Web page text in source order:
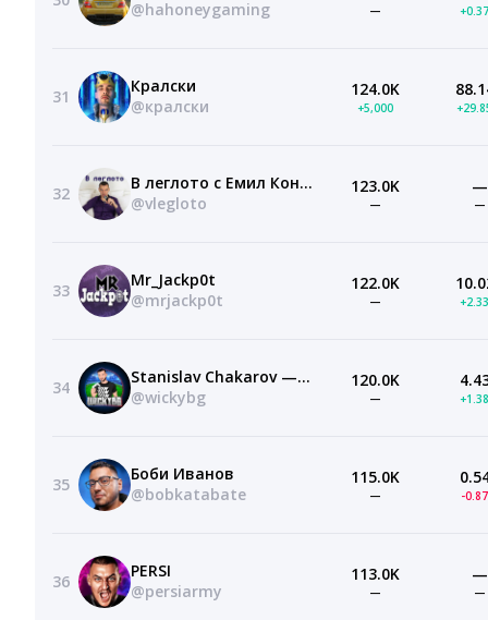
@hahoneygaming
—
31
Кралски
@кралски
124.0K
+5,000
32
В леглото с Емил Конрад
@vlegloto
123.0K
—
—
—
33
Mr_Jackp0t
@mrjackp0t
122.0K
—
34
Stanislav Chakarov — WickyBG
@wickybg
120.0K
—
35
Боби Иванов
@bobkatabate
115.0K
— -
36
PERSI
@persiarmy
113.0K
—
—
—